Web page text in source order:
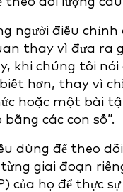
người điều
thay vì đưa ra
khi chúng tôi
hơn, thay vì
hoặc một bài
các con số”.
dùng để theo
giai đoạn
của họ để thực